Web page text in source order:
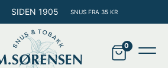
SIDEN 1905 SNUS FRA 35 KR